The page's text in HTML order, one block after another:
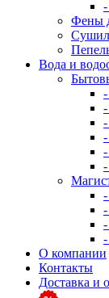
Фены
Вода и
О компании
Контакты
Доставка и